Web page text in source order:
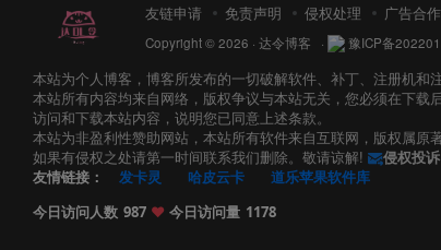
友链申请 免责声明 侵权处理 广告合作
Copyright © 2026 · 达令博客 · 豫ICP备
本站为个人博客，博客所发布的一切破解软件、补丁、注册机和
本站所有内容均来自网络，版权争议与本站无关，您必须在下载
访问和下载本站内容，说明您已同意上述条款。
本站为非盈利性赞助网站，本站所有软件来自互联网，版权属原
如果有侵权之处请第一时间联系我们删除。敬请谅解!
侵权投诉
友情链接：
发卡灵 哈皮云卡 道乐苹果软件库
今日访问人数 987 ❤️ 今日访问量 1178